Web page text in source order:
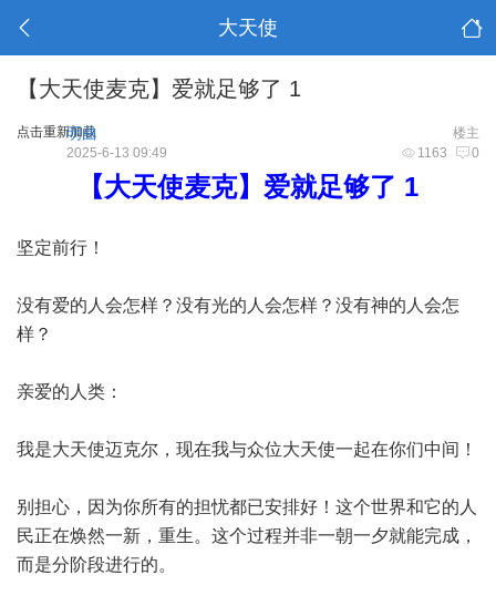
大天使
【大天使麦克】爱就足够了 1
点击重新加载 楼主
明曲
1163 0
2025-6-13 09:49
【大天使麦克】爱就足够了 1
坚定前行！
没有爱的人会怎样？没有光的人会怎样？没有神的人会怎
样？
亲爱的人类：
我是大天使迈克尔，现在我与众位大天使一起在你们中间！
别担心，因为你所有的担忧都已安排好！这个世界和它的人
民正在焕然一新，重生。这个过程并非一朝一夕就能完成，
而是分阶段进行的。